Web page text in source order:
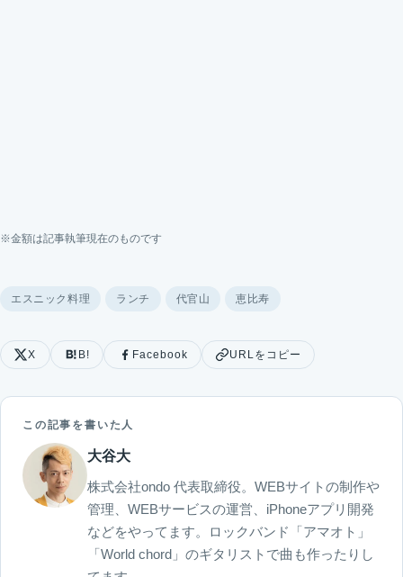
※金額は記事執筆現在のものです
エスニック料理 ランチ 代官山 恵比寿
X B! Facebook URLをコピー
この記事を書いた人
大谷大
株式会社ondo 代表取締役。WEBサイトの制作や
管理、WEBサービスの運営、iPhoneアプリ開発
などをやってます。ロックバンド「アマオト」
「World chord」のギタリストで曲も作ったりし